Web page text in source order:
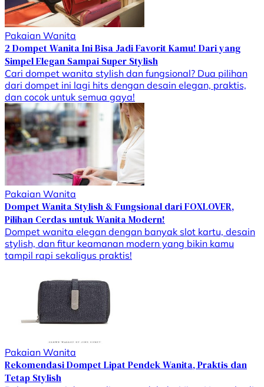
Pakaian Wanita
2 Dompet Wanita Ini Bisa Jadi Favorit Kamu! Dari yang
Simpel Elegan Sampai Super Stylish
Cari dompet wanita stylish dan fungsional? Dua pilihan
dari dompet ini lagi hits dengan desain elegan, praktis,
dan cocok untuk semua gaya!
Pakaian Wanita
Dompet Wanita Stylish & Fungsional dari FOXLOVER,
Pilihan Cerdas untuk Wanita Modern!
Dompet wanita elegan dengan banyak slot kartu, desain
stylish, dan fitur keamanan modern yang bikin kamu
tampil rapi sekaligus praktis!
Pakaian Wanita
Rekomendasi Dompet Lipat Pendek Wanita, Praktis dan
Tetap Stylish